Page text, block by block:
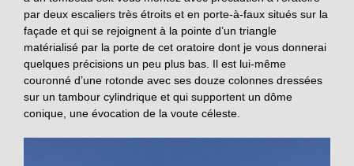
par deux escaliers très étroits et en porte-à-faux situés sur la
façade et qui se rejoignent à la pointe d’un triangle
matérialisé par la porte de cet oratoire dont je vous donnerai
quelques précisions un peu plus bas. Il est lui-même
couronné d’une rotonde avec ses douze colonnes dressées
sur un tambour cylindrique et qui supportent un dôme
conique, une évocation de la voute céleste.